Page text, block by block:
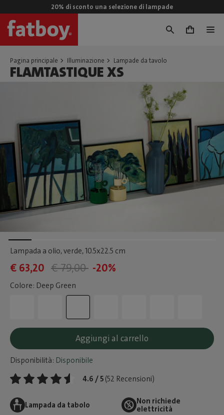
20% di sconto una selezione di lampade
0
Pagina principale Illuminazione Lampade da tavolo
FLAMTASTIQUE XS
Lampada a olio, verde, 10.5x22.5 cm
€ 63,20 € 79,00 -20%
Colore: Deep Green
Aggiungi al carrello
Disponibilità: Disponibile
4.6 / 5 (52 Recensioni)
Lampada da tabolo
Non richiede
elettricità